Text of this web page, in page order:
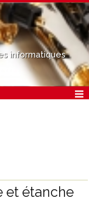
informatiques
et étanche